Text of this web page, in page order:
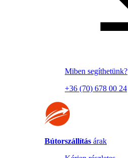
Miben segíthetünk?
+36 (70) 678 00 24
Bútorszállítás árak